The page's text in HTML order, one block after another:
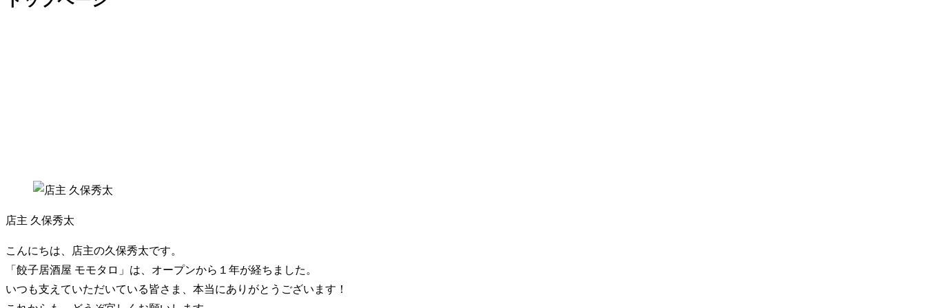
店主 久保秀太
こんにちは、店主の久保秀太です。
「餃子居酒屋 モモタロ」は、オープンから１年が経ちました。
いつも支えていただいている皆さま、本当にありがとうございます！